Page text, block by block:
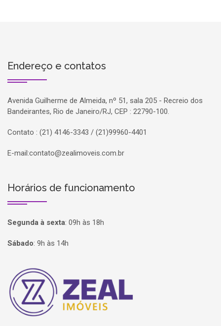
Endereço e contatos
Avenida Guilherme de Almeida, nº 51, sala 205 - Recreio dos
Bandeirantes, Rio de Janeiro/RJ, CEP : 22790-100.
Contato : (21) 4146-3343 / (21)99960-4401
E-mail:contato@zealimoveis.com.br
Horários de funcionamento
Segunda à sexta: 09h às 18h
Sábado: 9h às 14h
Página inicial